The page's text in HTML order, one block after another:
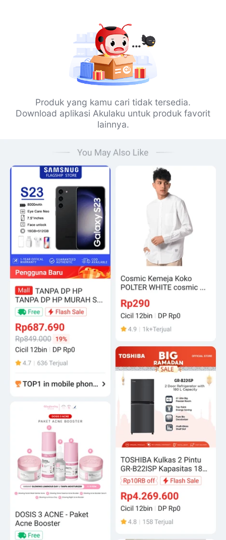
Produk yang kamu cari tidak tersedia.
Download aplikasi Akulaku untuk produk favorit
lainnya.